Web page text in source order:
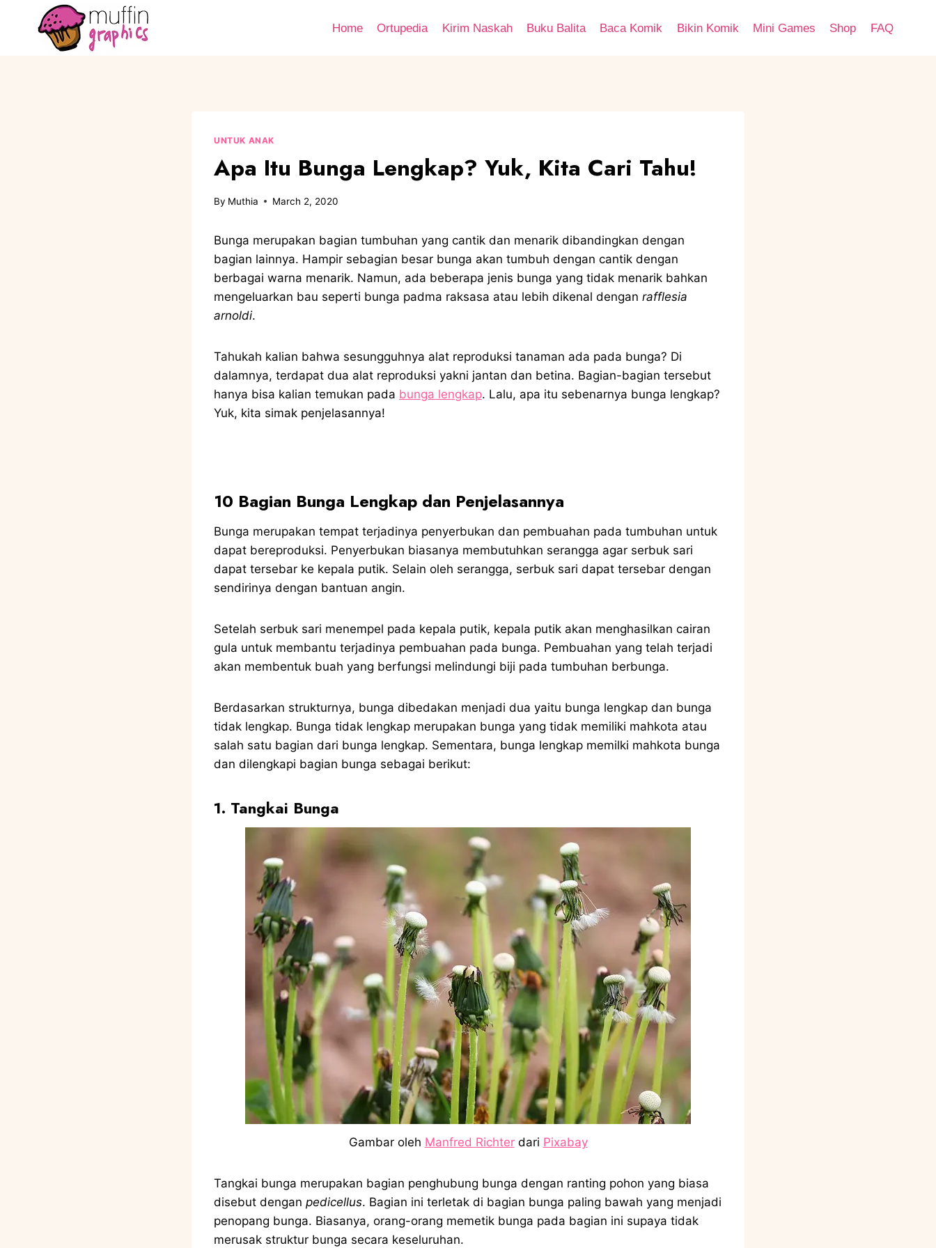
Home Ortupedia Kirim Naskah Buku Balita Baca Komik Bikin Komik Mini Games Shop FAQ
UNTUK ANAK
Apa Itu Bunga Lengkap? Yuk, Kita Cari Tahu!
By Muthia March 2, 2020
Bunga merupakan bagian tumbuhan yang cantik dan menarik dibandingkan dengan
bagian lainnya. Hampir sebagian besar bunga akan tumbuh dengan cantik dengan
berbagai warna menarik. Namun, ada beberapa jenis bunga yang tidak menarik bahkan
mengeluarkan bau seperti bunga padma raksasa atau lebih dikenal dengan rafflesia
arnoldi.
Tahukah kalian bahwa sesungguhnya alat reproduksi tanaman ada pada bunga? Di
dalamnya, terdapat dua alat reproduksi yakni jantan dan betina. Bagian-bagian tersebut
hanya bisa kalian temukan pada bunga lengkap. Lalu, apa itu sebenarnya bunga lengkap?
Yuk, kita simak penjelasannya!
10 Bagian Bunga Lengkap dan Penjelasannya
Bunga merupakan tempat terjadinya penyerbukan dan pembuahan pada tumbuhan untuk
dapat bereproduksi. Penyerbukan biasanya membutuhkan serangga agar serbuk sari
dapat tersebar ke kepala putik. Selain oleh serangga, serbuk sari dapat tersebar dengan
sendirinya dengan bantuan angin.
Setelah serbuk sari menempel pada kepala putik, kepala putik akan menghasilkan cairan
gula untuk membantu terjadinya pembuahan pada bunga. Pembuahan yang telah terjadi
akan membentuk buah yang berfungsi melindungi biji pada tumbuhan berbunga.
Berdasarkan strukturnya, bunga dibedakan menjadi dua yaitu bunga lengkap dan bunga
tidak lengkap. Bunga tidak lengkap merupakan bunga yang tidak memiliki mahkota atau
salah satu bagian dari bunga lengkap. Sementara, bunga lengkap memilki mahkota bunga
dan dilengkapi bagian bunga sebagai berikut:
1. Tangkai Bunga
Gambar oleh Manfred Richterdari Pixabay
Tangkai bunga merupakan bagian penghubung bunga dengan ranting pohon yang biasa
disebut dengan pedicellus. Bagian ini terletak di bagian bunga paling bawah yang menjadi
penopang bunga. Biasanya, orang-orang memetik bunga pada bagian ini supaya tidak
merusak struktur bunga secara keseluruhan.